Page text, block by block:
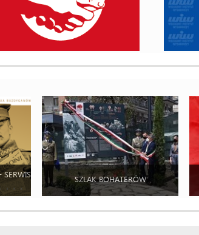
SERWIS
SZLAK BOHATERÓW